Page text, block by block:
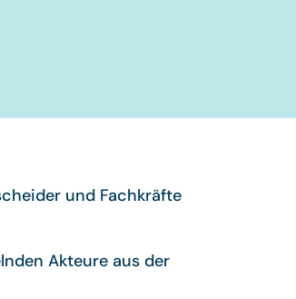
und Fachkräfte
Akteure aus der